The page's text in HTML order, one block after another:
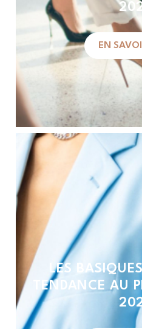
EN
LES
TENDANCE AU